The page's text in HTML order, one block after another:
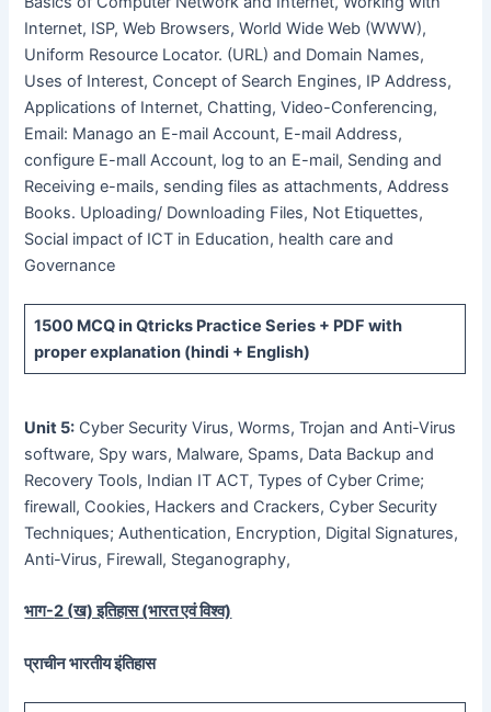
Internet, ISP, Web Browsers, World Wide Web (WWW),
Uniform Resource Locator. (URL) and Domain Names,
Uses of Interest, Concept of Search Engines, IP Address,
Applications of Internet, Chatting, Video-Conferencing,
Email: Manago an E-mail Account, E-mail Address,
configure E-mall Account, log to an E-mail, Sending and
Receiving e-mails, sending files as attachments, Address
Books. Uploading/ Downloading Files, Not Etiquettes,
Social impact of ICT in Education, health care and
Governance
1500 MCQin Qtricks Practice Series + PDF with
proper explanation (hindi + English)
Unit 5: Cyber Security Virus, Worms, Trojan and Anti-Virus
software, Spy wars, Malware, Spams, Data Backup and
Recovery Tools, Indian IT ACT, Types of Cyber Crime;
firewall, Cookies, Hackers and Crackers, Cyber Security
Techniques; Authentication, Encryption, Digital Signatures,
Anti-Virus, Firewall, Steganography,
भाग-2 (ख) इतिहास (भारत एवं विश्व)
प्राचीन भारतीय इंतिहास